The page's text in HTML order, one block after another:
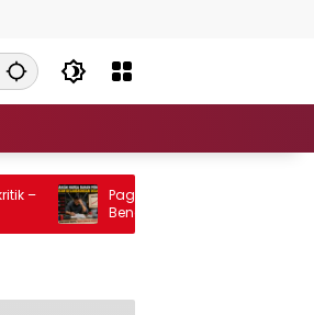
Paguyuban Konsumen Plastik dan
Benang Minta Harga Bahan Baku
Naik